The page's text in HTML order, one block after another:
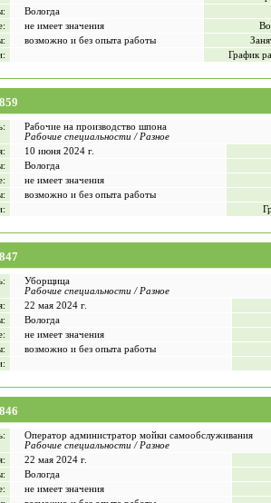
Вологда
не имеет значения
возможно и без опыта работы
График
Рабочие на производство шпона
Рабочие специальности / Разное
10 июня 2024 г.
Вологда
не имеет значения
возможно и без опыта работы
Уборщица
Рабочие специальности / Разное
22 мая 2024 г.
Вологда
не имеет значения
возможно и без опыта работы
Оператор администратор мойки самообслуживания
Рабочие специальности / Разное
22 мая 2024 г.
Вологда
не имеет значения